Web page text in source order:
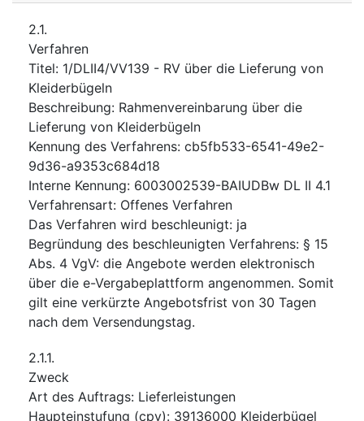
2.1.
Verfahren
Titel: 1/DLII4/VV139 - RV über die Lieferung von
Kleiderbügeln
Beschreibung: Rahmenvereinbarung über die
Lieferung von Kleiderbügeln
Kennung des Verfahrens: cb5fb533-6541-49e2-
9d36-a9353c684d18
Interne Kennung: 6003002539-BAIUDBw DL II 4.1
Verfahrensart: Offenes Verfahren
Das Verfahren wird beschleunigt: ja
Begründung des beschleunigten Verfahrens: § 15
Abs. 4 VgV: die Angebote werden elektronisch
über die e-Vergabeplattform angenommen. Somit
gilt eine verkürzte Angebotsfrist von 30 Tagen
nach dem Versendungstag.
2.1.1.
Zweck
Art des Auftrags: Lieferleistungen
Haupteinstufung (cpv): 39136000 Kleiderbügel